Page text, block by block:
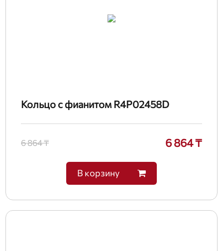
Кольцо с фианитом R4P02458D
6 864 ₸ 6 864 ₸
В корзину